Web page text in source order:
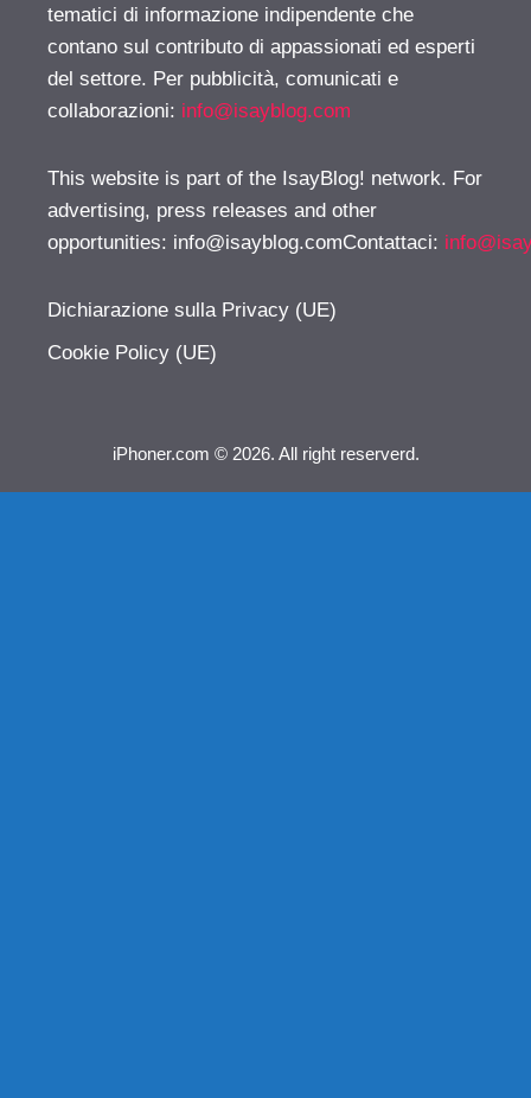
tematici di informazione indipendente che
contano sul contributo di appassionati ed esperti
del settore. Per pubblicità, comunicati e
collaborazioni: info@isayblog.com
This website is part of the IsayBlog! network. For
advertising, press releases and other
opportunities: info@isayblog.comContattaci:
Dichiarazione sulla Privacy (UE)
Cookie Policy (UE)
iPhoner.com © 2026. All right reserverd.